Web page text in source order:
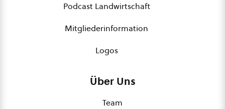
Podcast Landwirtschaft
Mitgliederinformation
Logos
Über Uns
Team